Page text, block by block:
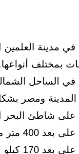
في مدينة
بمختلف
في الساحل
المدينة ومصر
على شاطئ
من الطريق الدولي.
من محافظة الإسكندرية.